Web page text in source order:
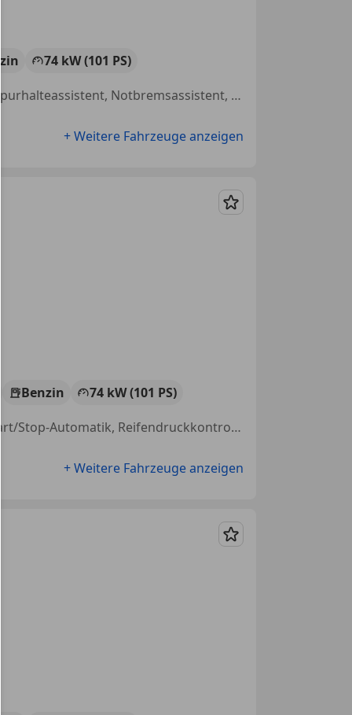
74 kW (101 PS)
Nebelscheinwerfer, Nichtraucherfahrzeug, Sitzheizung, Dachreling, Spurhalteassistent, Notbremsassistent, Anhängerkupplung, Regensensor
+ Weitere Fahrzeuge anzeigen
Merken
Benzin
74 kW (101 PS)
Scheckheftgepflegt, Notbremsassistent, Alufelgen, Servolenkung, Start/Stop-Automatik, Reifendruckkontrollsystem, Bordcomputer, Isofix
+ Weitere Fahrzeuge anzeigen
Merken